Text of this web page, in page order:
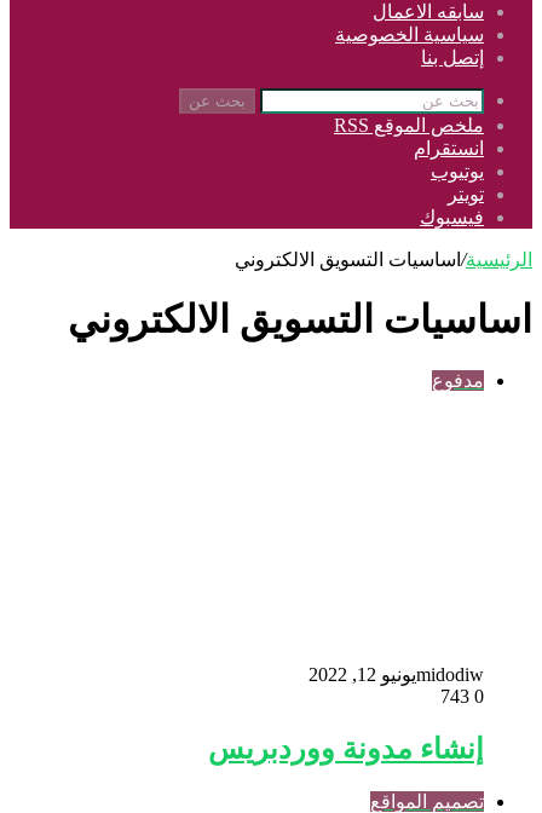
سابقه الاعمال
سياسية الخصوصية
إتصل بنا
بحث عن
ملخص الموقع RSS
انستقرام
يوتيوب
تويتر
فيسبوك
الرئيسية/ اساسيات التسويق الالكتروني
اساسيات التسويق الالكتروني
مدفوع
midodiwيونيو 12, 2022
0
إنشاء مدونة ووردبريس
تصميم المواقع